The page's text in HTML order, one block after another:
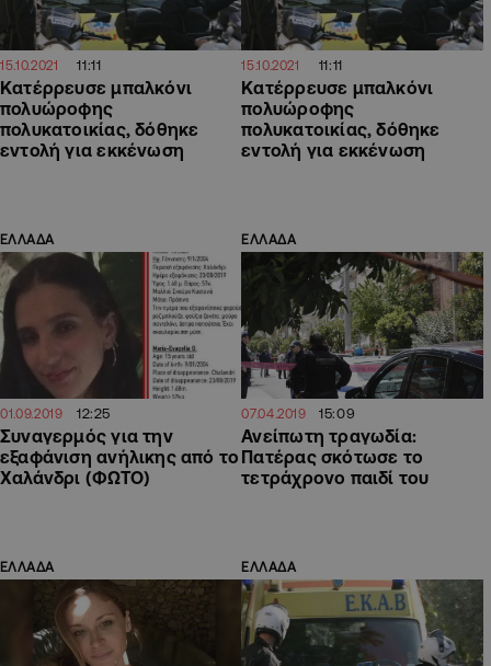
15.10.2021 11:11
Κατέρρευσε μπαλκόνι
πολυώροφης
πολυκατοικίας, δόθηκε
εντολή για εκκένωση
15.10.2021 11:11
Κατέρρευσε μπαλκόνι
πολυώροφης
πολυκατοικίας, δόθηκε
εντολή για εκκένωση
ΕΛΛΑΔΑ
01.09.2019 12:25
Συναγερμός για την
εξαφάνιση ανήλικης από το
Χαλάνδρι (ΦΩΤΟ)
ΕΛΛΑΔΑ
07.04.2019 15:09
Ανείπωτη τραγωδία:
Πατέρας σκότωσε το
τετράχρονο παιδί του
ΕΛΛΑΔΑ ΕΛΛΑΔΑ